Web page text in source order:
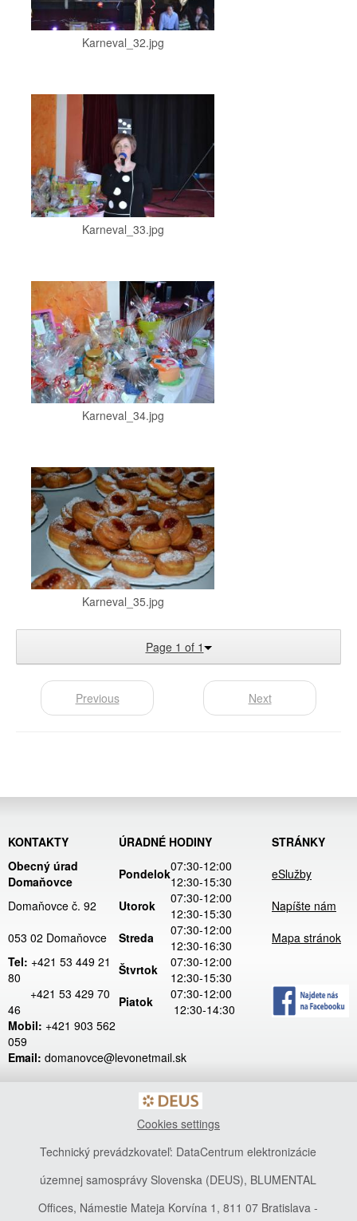
Karneval_32.jpg
Karneval_33.jpg
Karneval_34.jpg
Karneval_35.jpg
Page 1 of 1
Previous Next
KONTAKTY ÚRADNÉ HODINY
STRÁNKY
Obecný úrad
Domaňovce
Pondelok07:30-12:00
12:30-15:30
eSlužby
Domaňovce č. 92
Utorok
07:30-12:00
12:30-15:30
Napíšte nám
053 02 Domaňovce
Streda
07:30-12:00
12:30-16:30
Mapa stránok
Tel: +421 53 449 21
80
Štvrtok
07:30-12:00
12:30-15:30
+421 53 429 70
46
Piatok
07:30-12:00
12:30-14:30
Mobil: +421 903 562
059
Email: domanovce@levonetmail.sk
Cookies settings
Technický prevádzkovateľ: DataCentrum elektronizácie
územnej samosprávy Slovenska (DEUS), BLUMENTAL
Offices, Námestie Mateja Korvína 1, 811 07 Bratislava -